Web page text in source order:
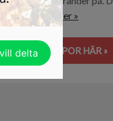
att...Läs mer »
STRUMPOR HÄR »